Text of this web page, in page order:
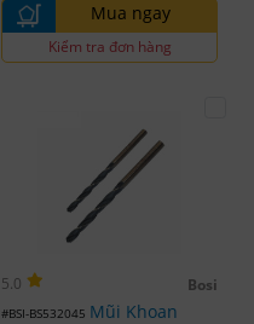
Mua ngay
Kiểm tra đơn hàng
5.0 Bosi
#BSI-BS532045 Mũi Khoan